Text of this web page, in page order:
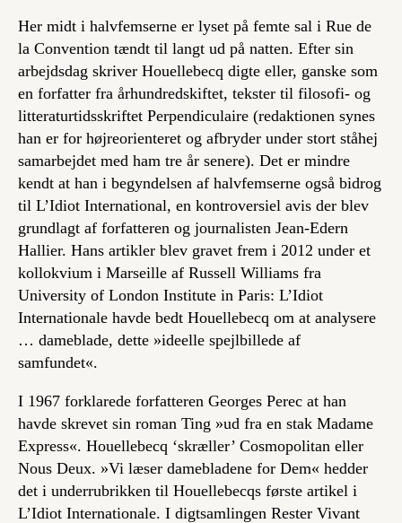
Her midt i halvfemserne er lyset på femte sal i Rue de
la Convention tændt til langt ud på natten. Efter sin
arbejdsdag skriver Houellebecq digte eller, ganske som
en forfatter fra århundredskiftet, tekster til filosofi- og
litteraturtidsskriftet Perpendiculaire (redaktionen synes
han er for højreorienteret og afbryder under stort ståhej
samarbejdet med ham tre år senere). Det er mindre
kendt at han i begyndelsen af halvfemserne også bidrog
til L’Idiot International, en kontroversiel avis der blev
grundlagt af forfatteren og journalisten Jean-Edern
Hallier. Hans artikler blev gravet frem i 2012 under et
kollokvium i Marseille af Russell Williams fra
University of London Institute in Paris: L’Idiot
Internationale havde bedt Houellebecq om at analysere
… dameblade, dette »ideelle spejlbillede af
samfundet«.
I 1967 forklarede forfatteren Georges Perec at han
havde skrevet sin roman Ting »ud fra en stak Madame
Express«. Houellebecq ‘skræller’ Cosmopolitan eller
Nous Deux. »Vi læser damebladene for Dem« hedder
det i underrubrikken til Houellebecqs første artikel i
L’Idiot Internationale. I digtsamlingen Rester Vivant